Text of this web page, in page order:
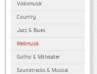
Volksmusik
Country
Jazz & Blues
Weltmusik
Gothic & Mittelalter
Soundtracks & Musical